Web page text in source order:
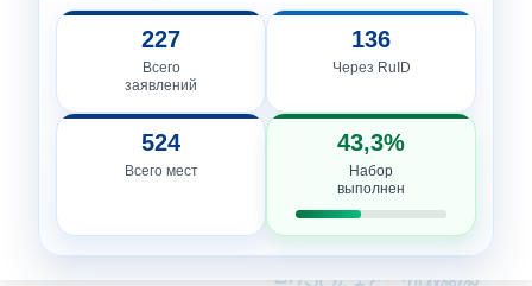
227
Всего
заявлений
136
Через RuID
524
Всего мест
43,3%
Набор
выполнен